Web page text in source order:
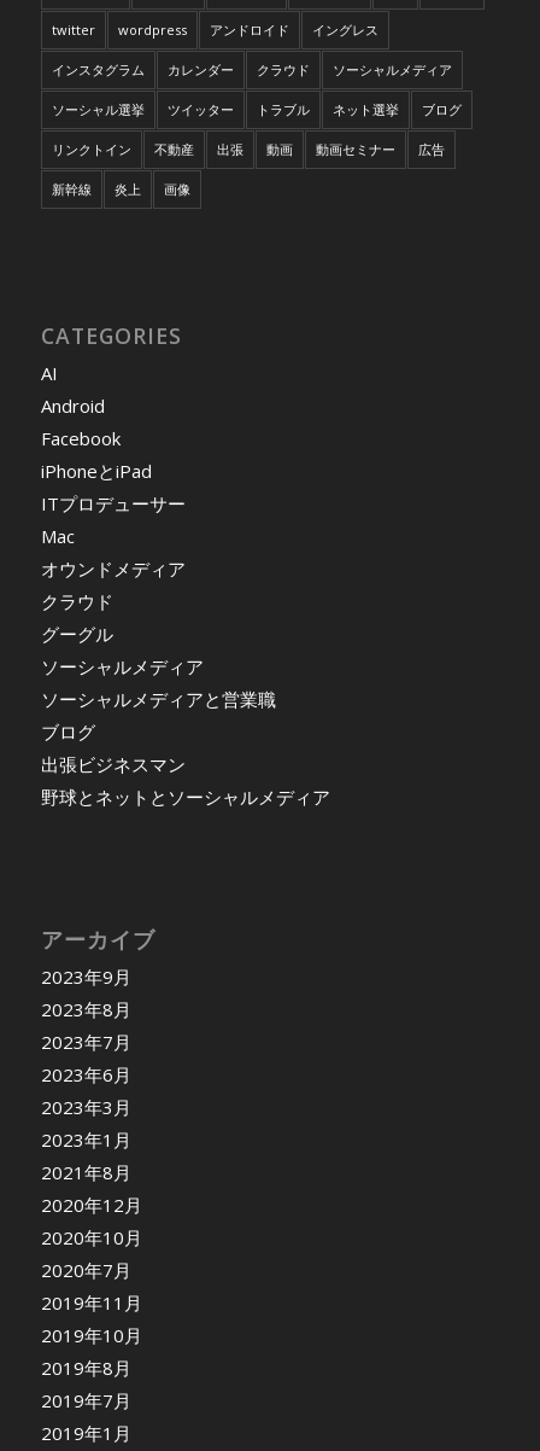
twitter wordpress アンドロイド イングレス
インスタグラム カレンダー クラウド ソーシャルメディア
ソーシャル選挙 ツイッター トラブル ネット選挙 ブログ
リンクトイン 不動産 出張 動画 動画セミナー 広告
新幹線 炎上 画像
CATEGORIES
AI
Android
Facebook
iPhoneとiPad
ITプロデューサー
Mac
オウンドメディア
クラウド
グーグル
ソーシャルメディア
ソーシャルメディアと営業職
ブログ
出張ビジネスマン
野球とネットとソーシャルメディア
アーカイブ
2023年9月
2023年8月
2023年7月
2023年6月
2023年3月
2023年1月
2021年8月
2020年12月
2020年10月
2020年7月
2019年11月
2019年10月
2019年8月
2019年7月
2019年1月